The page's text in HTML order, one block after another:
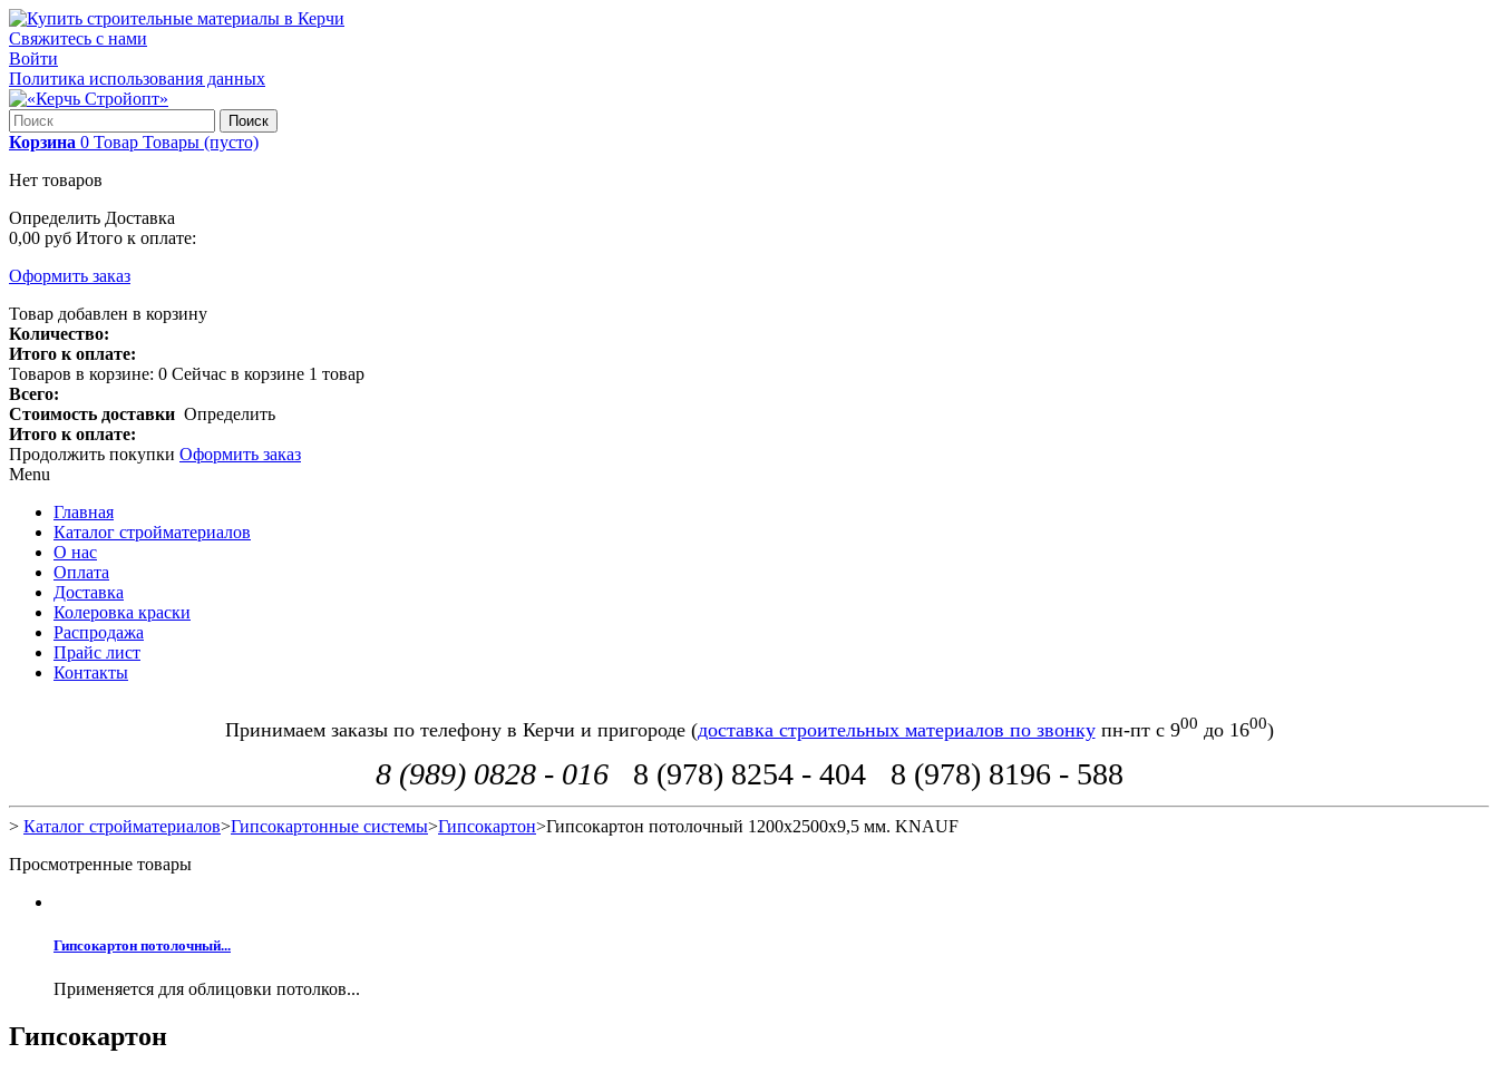
Свяжитесь с нами
Войти
Политика использования данных
Поиск
Корзина 0 Товар Товары (пусто)
Нет товаров
Определить Доставка
0,00 руб Итого к оплате:
Оформить заказ
Товар добавлен в корзину
Количество:
Итого к оплате:
Товаров в корзине: 0 Сейчас в корзине 1 товар
Всего:
Стоимость доставки Определить
Итого к оплате:
Продолжить покупки Оформить заказ
Menu
Главная
Каталог стройматериалов
О нас
Оплата
Доставка
Колеровка краски
Распродажа
Прайс лист
Контакты
Принимаем заказы по телефону в Керчи и пригороде (доставка строительных материалов по звонкупн-пт с 900 до 1600)
8 (989) 0828 - 016 8 (978) 8254 - 404 8 (978) 8196 - 588
> Каталог стройматериалов>Гипсокартонные системы>Гипсокартон>Гипсокартон потолочный 1200х2500х9,5 мм. KNAUF
Просмотренные товары
Гипсокартон потолочный...
Применяется для облицовки потолков...
Гипсокартон